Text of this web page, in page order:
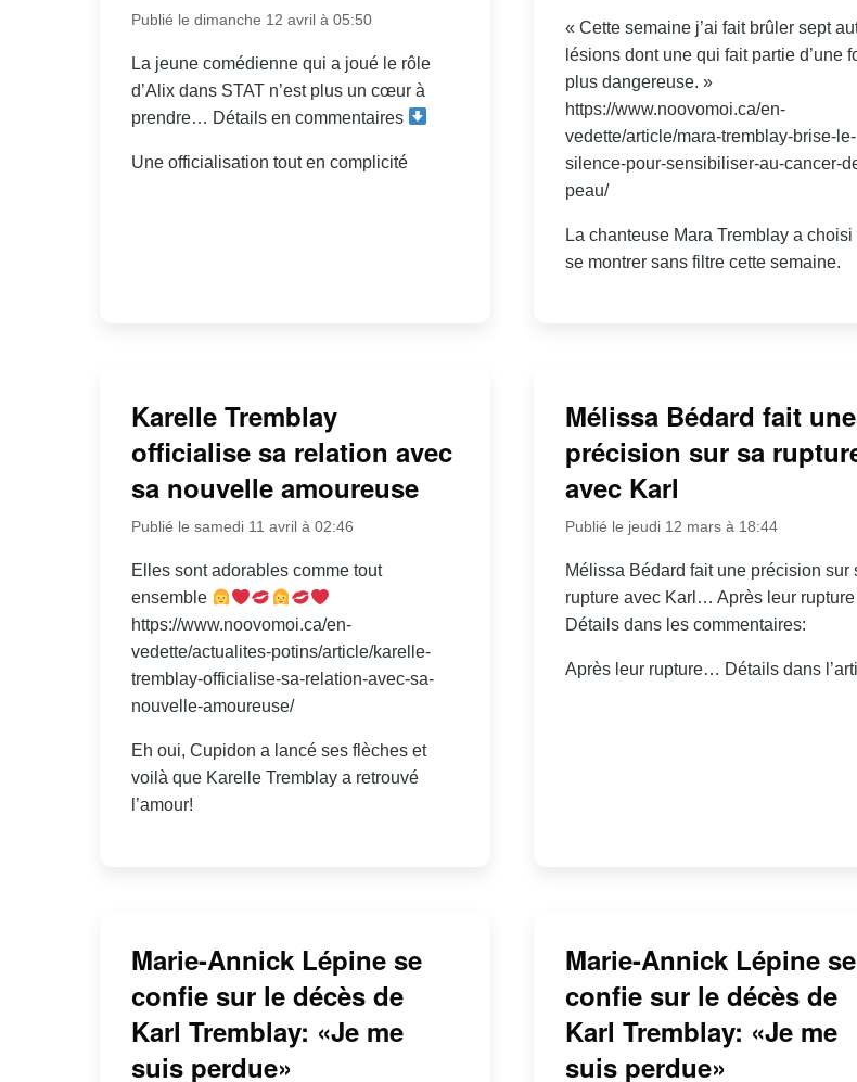
Publié le dimanche 12 avril à 05:50
La jeune comédienne qui a joué le rôle
d’Alix dans STAT n’est plus un cœur à
prendre… Détails en commentaires
Une officialisation tout en complicité
« Cette semaine j’ai fait brûler sept
lésions dont une qui fait partie d’une
plus dangereuse. »
https://www.noovomoi.ca/en-
vedette/article/mara-tremblay-brise-le-
silence-pour-sensibiliser-au-cancer-
peau/
La chanteuse Mara Tremblay a choisi
se montrer sans filtre cette semaine.
Karelle Tremblay
officialise sa relation avec
sa nouvelle amoureuse
Publié le samedi 11 avril à 02:46
Elles sont adorables comme tout
ensemble
https://www.noovomoi.ca/en-
vedette/actualites-potins/article/karelle-
tremblay-officialise-sa-relation-avec-sa-
nouvelle-amoureuse/
Eh oui, Cupidon a lancé ses flèches et
voilà que Karelle Tremblay a retrouvé
l’amour!
Mélissa Bédard fait une
précision sur sa
avec Karl
Publié le jeudi 12 mars à 18:44
Mélissa Bédard fait une précision sur
rupture avec Karl… Après leur
Détails dans les commentaires:
Après leur rupture… Détails dans
Marie-Annick Lépine se
confie sur le décès de
Karl Tremblay: «Je me
suis perdue»
Marie-Annick Lépine se
confie sur le décès de
Karl Tremblay: «Je me
suis perdue»